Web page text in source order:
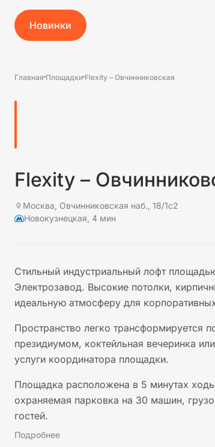
Новинки
Главная Площадки Flexity – Овчинниковская
Flexity –
Москва, Овчинниковская наб., 18/1с2
Новокузнецкая, 4 мин
Стильный индустриальный лофт
Электрозавод. Высокие потолки,
идеальную атмосферу для
Пространство легко трансформируется
президиумом, коктейльная вечеринка
услуги координатора площадки.
Площадка расположена в 5 минутах
охраняемая парковка на 30 машин,
гостей.
Подробнее